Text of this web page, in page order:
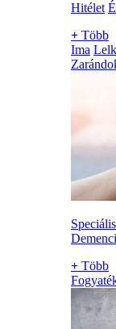
Hitélet
+ Több
Ima
+ Több